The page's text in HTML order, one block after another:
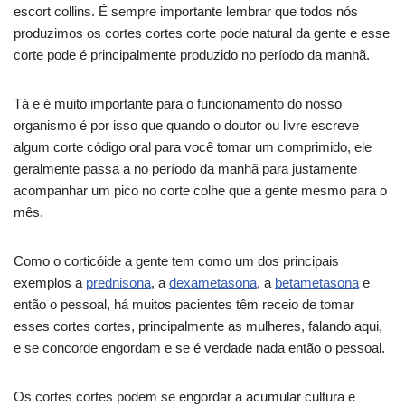
escort collins. É sempre importante lembrar que todos nós
produzimos os cortes cortes corte pode natural da gente e esse
corte pode é principalmente produzido no período da manhã.
Tá e é muito importante para o funcionamento do nosso
organismo é por isso que quando o doutor ou livre escreve
algum corte código oral para você tomar um comprimido, ele
geralmente passa a no período da manhã para justamente
acompanhar um pico no corte colhe que a gente mesmo para o
mês.
Como o corticóide a gente tem como um dos principais
exemplos a prednisona, a dexametasona, a betametasona e
então o pessoal, há muitos pacientes têm receio de tomar
esses cortes cortes, principalmente as mulheres, falando aqui,
e se concorde engordam e se é verdade nada então o pessoal.
Os cortes cortes podem se engordar a acumular cultura e